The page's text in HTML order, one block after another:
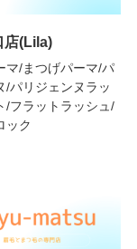
店(Lila)
マ/まつげパーマ/パ
/パリジェンヌラッ
/フラットラッシュ/
ック